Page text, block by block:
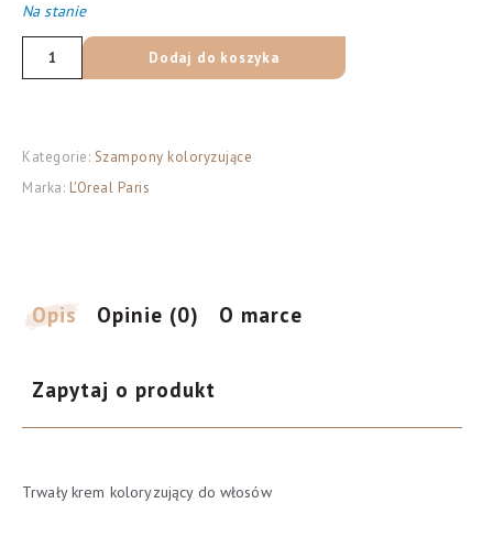
Na stanie
ilość
Loreal
Creme
Krem
Popielaty
Blond
Dodaj do koszyka
Kategorie: Szampony koloryzujące
Marka: L'Oreal Paris
Opis Opinie (0) O marce
Zapytaj o produkt
Trwały krem koloryzujący do włosów